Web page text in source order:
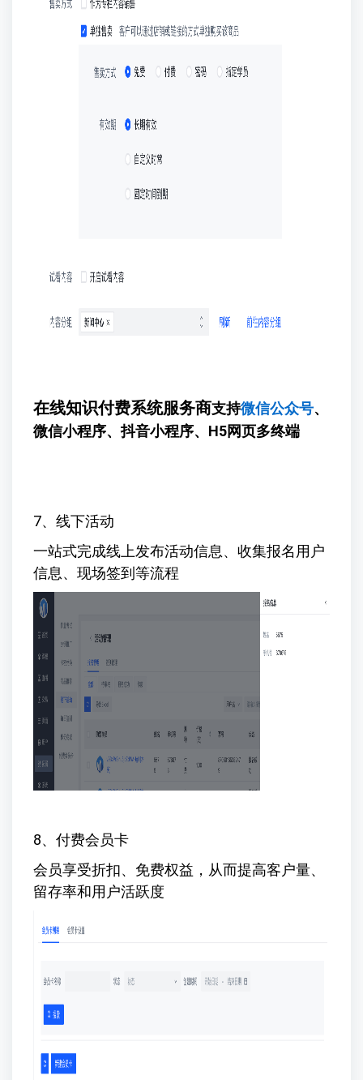
在线知识付费系统服务商支持微信公众号、
微信小程序、抖音小程序、H5网页多终端
7、线下活动
一站式完成线上发布活动信息、收集报名用户
信息、现场签到等流程
8、付费会员卡
会员享受折扣、免费权益，从而提高客户量、
留存率和用户活跃度